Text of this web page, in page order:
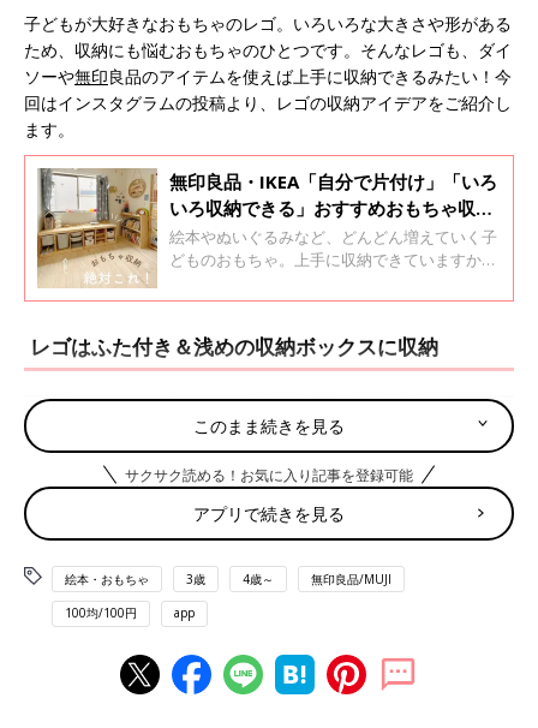
子どもが大好きなおもちゃのレゴ。いろいろな大きさや形がある
ため、収納にも悩むおもちゃのひとつです。そんなレゴも、ダイ
ソーや無印良品のアイテムを使えば上手に収納できるみたい！今
回はインスタグラムの投稿より、レゴの収納アイデアをご紹介し
ます。
無印良品・IKEA「自分で片付け」「いろ
いろ収納できる」おすすめおもちゃ収納
棚5選
絵本やぬいぐるみなど、どんどん増えていく子
どものおもちゃ。上手に収納できていますか？
けできる収納ができるといいですね！今回はイ
評判のおもちゃ収納棚をご紹介します。
レゴはふた付き＆浅めの収納ボックスに収納
このまま続きを見る
サクサク読める！お気に入り記事を登録可能
アプリで続きを見る
絵本・おもちゃ 3歳 4歳～ 無印良品/MUJI
100均/100円 app